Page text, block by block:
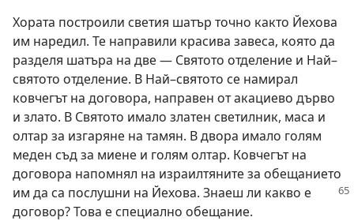
Хората построили светия шатър точно както Йехова
им наредил. Те направили красива завеса, която да
разделя шатъра на две — Святото отделение и Най–
святото отделение. В Най–святото се намирал
ковчегът на договора, направен от акациево дърво
и злато. В Святото имало златен светилник, маса и
олтар за изгаряне на тамян. В двора имало голям
меден съд за миене и голям олтар. Ковчегът на
договора напомнял на израилтяните за обещанието
им да са послушни на Йехова. Знаеш ли какво е
договор? Това е специално обещание.